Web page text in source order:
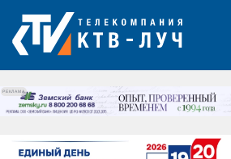
РЕКЛАМА